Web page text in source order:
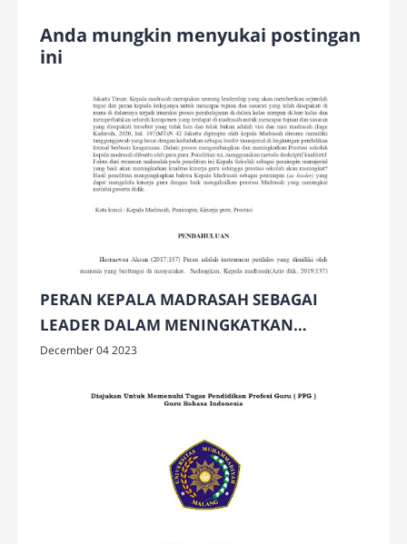
Anda mungkin menyukai postingan
ini
PERAN KEPALA MADRASAH SEBAGAI
LEADER DALAM MENINGKATKAN
PRESTASI MADRASAH MELALUI
JAKARTA
December 04 2023